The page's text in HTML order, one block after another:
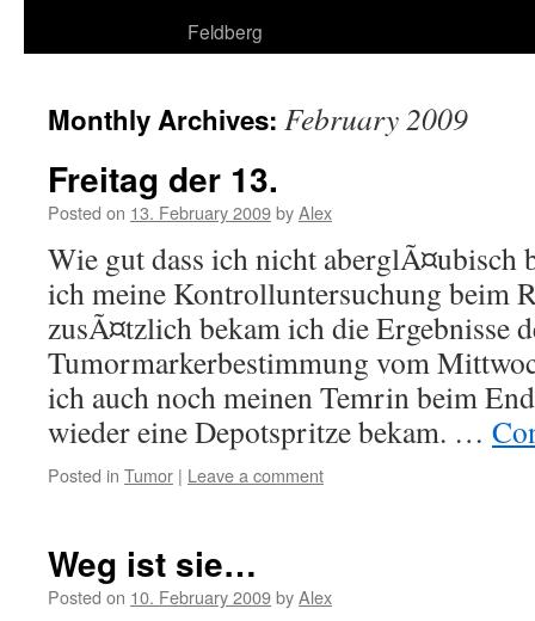
Feldberg
Monthly Archives: February 2009
Freitag der 13.
Posted on 13. February 2009byAlex
Wie gut dass ich nicht aberglÃ¤ubisch
ich meine Kontrolluntersuchung beim
zusÃ¤tzlich bekam ich die Ergebnisse
Tumormarkerbestimmung vom
ich auch noch meinen Temrin beim
wieder eine Depotspritze bekam. …
Posted in Tumor | Leave a comment
Weg ist sie…
Posted on 10. February 2009byAlex